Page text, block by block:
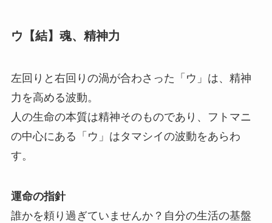
ウ【結】魂、精神力
左回りと右回りの渦が合わさった「ウ」は、精神
力を高める波動。
人の生命の本質は精神そのものであり、フトマニ
の中心にある「ウ」はタマシイの波動をあらわ
す。
運命の指針
誰かを頼り過ぎていませんか？自分の生活の基盤